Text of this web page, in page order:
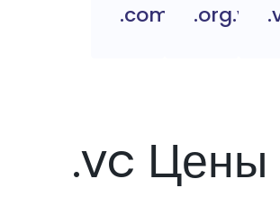
.com.vc.org.vc
.vc Цены